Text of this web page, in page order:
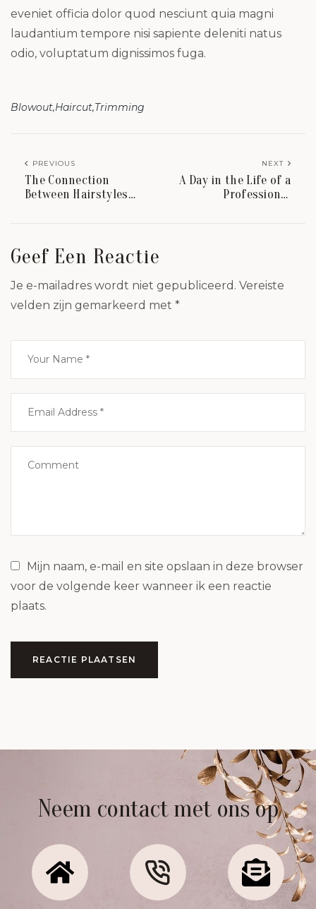
eveniet officia dolor quod nesciunt quia magni
laudantium tempore nisi sapiente deleniti natus
odio, voluptatum dignissimos fuga.
Blowout Haircut Trimming
PREVIOUS
The Connection
Between Hairstyles
NEXT
A Day in the Life of a
Professional
Geef Een Reactie
Je e-mailadres wordt niet gepubliceerd. Vereiste
velden zijn gemarkeerd met *
Mijn naam, e-mail en site opslaan in deze browser
voor de volgende keer wanneer ik een reactie
plaats.
REACTIE PLAATSEN
Neem contact met ons op